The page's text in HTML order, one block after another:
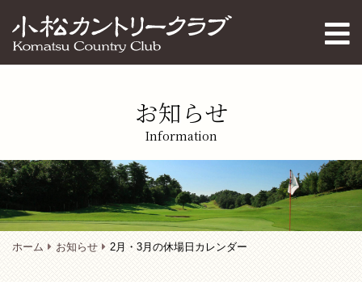
お知らせ
Information
ホーム お知らせ 2月・3月の休場日カレンダー